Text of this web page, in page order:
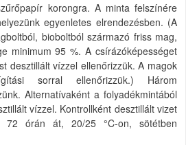
korongra. A minta felszínére
egyenletes elrendezésben. (A
bioboltból származó friss mag,
minimum 95 %. A csírázóképességet
desztillált vízzel ellenőrizzük. A magok
sorral ellenőrizzük.) Három
Alternatívaként a folyadékmintából
vízzel. Kontrollként desztillált vizet
72 órán át, 20/25 °C-on, sötétben